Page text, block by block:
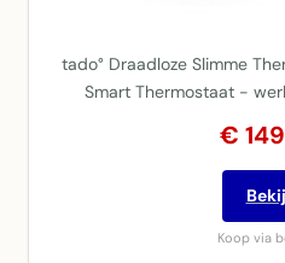
tado° Draadloze Slimme
Smart Thermostaat -
€
Koop via